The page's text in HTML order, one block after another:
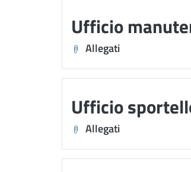
Ufficio
Allegati
Ufficio
Allegati